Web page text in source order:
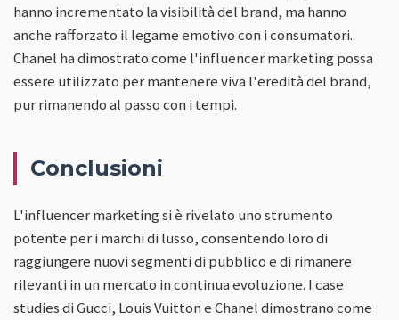
hanno incrementato la visibilità del brand, ma hanno
anche rafforzato il legame emotivo con i consumatori.
Chanel ha dimostrato come l'influencer marketing possa
essere utilizzato per mantenere viva l'eredità del brand,
pur rimanendo al passo con i tempi.
Conclusioni
L'influencer marketing si è rivelato uno strumento
potente per i marchi di lusso, consentendo loro di
raggiungere nuovi segmenti di pubblico e di rimanere
rilevanti in un mercato in continua evoluzione. I case
studies di Gucci, Louis Vuitton e Chanel dimostrano come